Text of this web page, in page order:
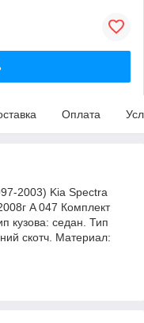
Оплата
2003) Kia Spectra
A 047 Комплект
кузова: седан. Тип
скотч. Материал: